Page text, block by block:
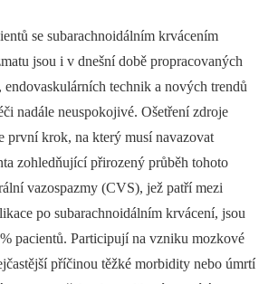
se subarachnoidálním krvácením
jsou i v dnešní době propracovaných
endovaskulárních technik a nových trendů
nadále neuspokojivé. Ošetření zdroje
první krok, na který musí navazovat
zohledňující přirozený průběh tohoto
vazospazmy (CVS), jež patří mezi
po subarachnoidálním krvácení, jsou
pacientů. Participují na vzniku mozkové
příčinou těžké morbidity nebo úmrtí